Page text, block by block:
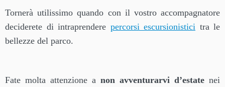
Tornerà utilissimo quando con il vostro accompagnatore
deciderete di intraprendere percorsi escursionistici tra le
bellezze del parco.
Fate molta attenzione a non avventurarvi d’estate nei